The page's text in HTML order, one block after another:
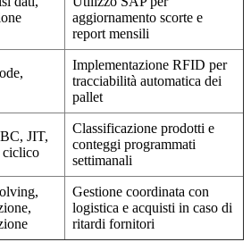
aggiornamento scorte e
report mensili
Implementazione RFID per
tracciabilità automatica dei
pallet
JIT,
ciclico
Classificazione prodotti e
conteggi programmati
settimanali
Gestione coordinata con
logistica e acquisti in caso di
ritardi fornitori